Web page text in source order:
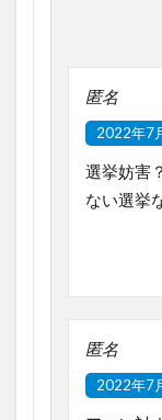
匿名
2022年7
選挙妨害
ない選挙
匿名
2022年7